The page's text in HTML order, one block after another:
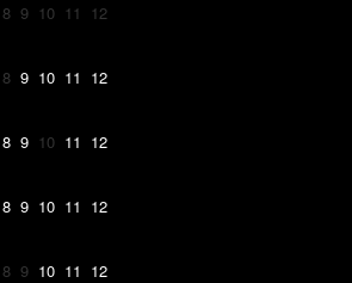
8 9 10 11 12
8 9 10 11 12
8 9 10 11 12
8 9 10 11 12
8 9 10 11 12